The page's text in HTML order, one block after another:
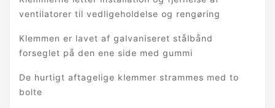
ventilatorer til vedligeholdelse og rengøring
Klemmen er lavet af galvaniseret stålbånd
forseglet på den ene side med gummi
De hurtigt aftagelige klemmer strammes med to
bolte